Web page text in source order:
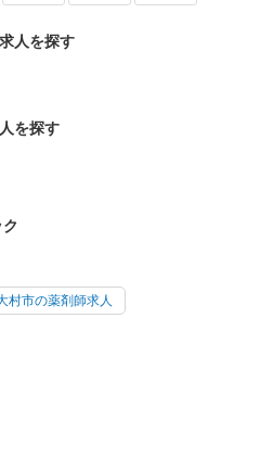
人を探す
を探す
村市の薬剤師求人